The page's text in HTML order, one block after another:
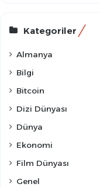
Kategoriler
Almanya
Bilgi
Bitcoin
Dizi Dünyası
Dünya
Ekonomi
Film Dünyası
Genel